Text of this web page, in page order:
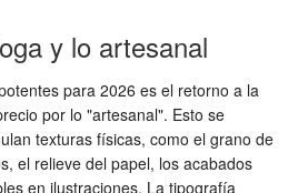
y lo artesanal
para 2026 es el retorno a la
por lo "artesanal". Esto se
texturas físicas, como el grano de
el relieve del papel, los acabados
en ilustraciones. La tipografía